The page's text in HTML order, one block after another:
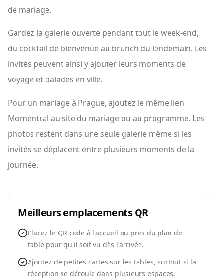
de mariage.
Gardez la galerie ouverte pendant tout le week-end,
du cocktail de bienvenue au brunch du lendemain. Les
invités peuvent ainsi y ajouter leurs moments de
voyage et balades en ville.
Pour un mariage à Prague, ajoutez le même lien
Momentral au site du mariage ou au programme. Les
photos restent dans une seule galerie même si les
invités se déplacent entre plusieurs moments de la
journée.
Meilleurs emplacements QR
Placez le QR code à l'accueil ou près du plan de
table pour qu'il soit vu dès l'arrivée.
Ajoutez de petites cartes sur les tables, surtout si la
réception se déroule dans plusieurs espaces.